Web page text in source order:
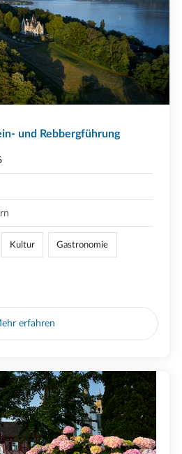
und Rebbergführung
Kultur Gastronomie
erfahren